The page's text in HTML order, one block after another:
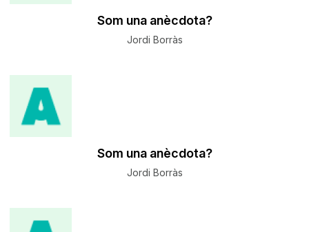
Som una anècdota?
Jordi Borràs
Som una anècdota?
Jordi Borràs